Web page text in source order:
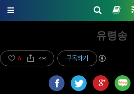
유령송
6 구독하기